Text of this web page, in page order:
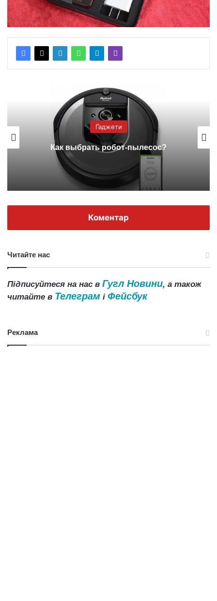
Ґаджети
Как выбрать робот-пылесос?
Коментар
Читайте нас
Підписуйтеся на нас в Гугл Новини, а також
читайте в Телеграм і Фейсбук
Реклама